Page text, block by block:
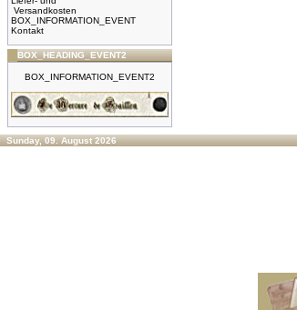
Versandkosten
BOX_INFORMATION_EVENT
Kontakt
BOX_HEADING_EVENT2
BOX_INFORMATION_EVENT2
Sunday, 09. August 2026